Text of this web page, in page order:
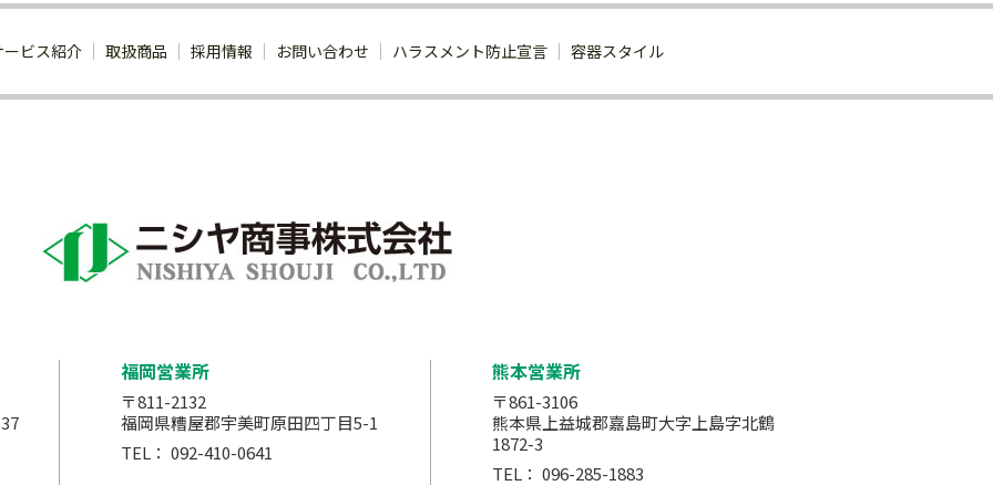
ービス紹介 取扱商品 採用情報 お問い合わせ ハラスメント防止宣言 容器スタイル
福岡営業所
〒811-2132
福岡県糟屋郡宇美町原田四丁目5-1
TEL： 092-410-0641
熊本営業所
〒861-3106
熊本県上益城郡嘉島町大字上島字北鶴
1872-3
TEL： 096-285-1883